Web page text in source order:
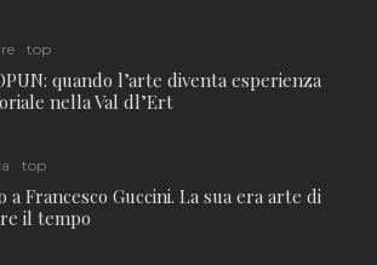
top
quando l’arte diventa esperienza
nella Val dl’Ert
top
a Francesco Guccini. La sua era arte di
il tempo